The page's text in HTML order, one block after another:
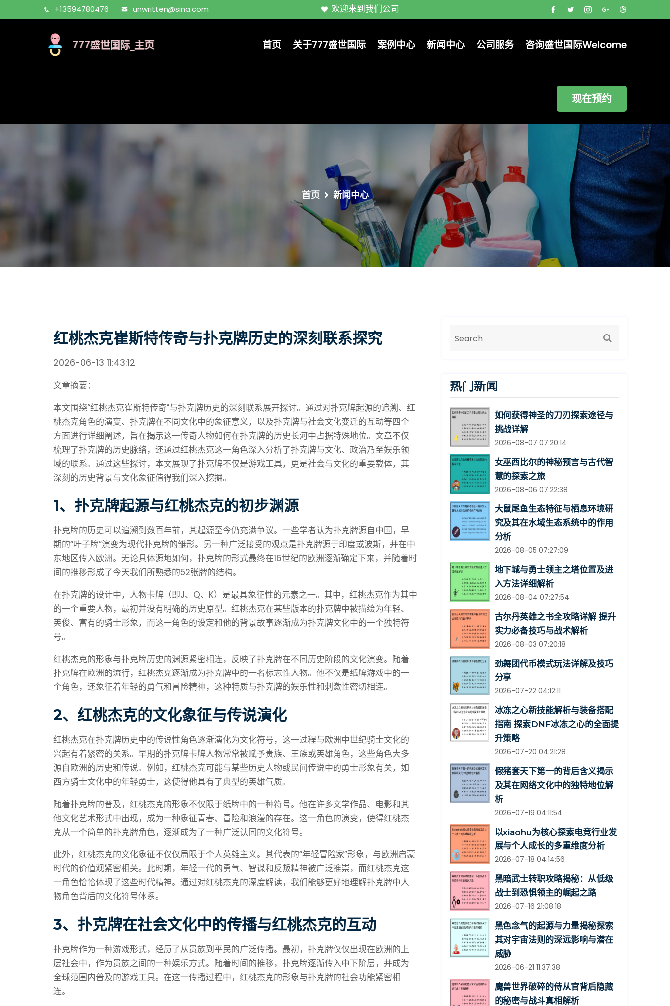
+13594780476 unwritten@sina.com 欢迎来到我们公司
首页 关于777盛世国际 案例中心 新闻中心 公司服务 咨询盛世国际welcome
现在预约
首页 新闻中心
红桃杰克崔斯特传奇与扑克牌历史的深刻联系探究
2026-06-13 11:43:12
文章摘要：
本文围绕“红桃杰克崔斯特传奇”与扑克牌历史的深刻联系展开探讨。通过对扑克牌起源的追溯、红
桃杰克角色的演变、扑克牌在不同文化中的象征意义，以及扑克牌与社会文化变迁的互动等四个
方面进行详细阐述，旨在揭示这一传奇人物如何在扑克牌的历史长河中占据特殊地位。文章不仅
梳理了扑克牌的历史脉络，还通过红桃杰克这一角色深入分析了扑克牌与文化、政治乃至娱乐领
域的联系。通过这些探讨，本文展现了扑克牌不仅是游戏工具，更是社会与文化的重要载体，其
深刻的历史背景与文化象征值得我们深入挖掘。
1、扑克牌起源与红桃杰克的初步渊源
扑克牌的历史可以追溯到数百年前，其起源至今仍充满争议。一些学者认为扑克牌源自中国，早
期的“叶子牌”演变为现代扑克牌的雏形。另一种广泛接受的观点是扑克牌源于印度或波斯，并在中
东地区传入欧洲。无论具体源地如何，扑克牌的形式最终在16世纪的欧洲逐渐确定下来，并随着时
间的推移形成了今天我们所熟悉的52张牌的结构。
在扑克牌的设计中，人物卡牌（即J、Q、K）是最具象征性的元素之一。其中，红桃杰克作为其中
的一个重要人物，最初并没有明确的历史原型。红桃杰克在某些版本的扑克牌中被描绘为年轻、
英俊、富有的骑士形象，而这一角色的设定和他的背景故事逐渐成为扑克牌文化中的一个独特符
号。
红桃杰克的形象与扑克牌历史的渊源紧密相连，反映了扑克牌在不同历史阶段的文化演变。随着
扑克牌在欧洲的流行，红桃杰克逐渐成为扑克牌中的一名标志性人物。他不仅是纸牌游戏中的一
个角色，还象征着年轻的勇气和冒险精神，这种特质与扑克牌的娱乐性和刺激性密切相连。
2、红桃杰克的文化象征与传说演化
红桃杰克在扑克牌历史中的传说性角色逐渐演化为文化符号，这一过程与欧洲中世纪骑士文化的
兴起有着紧密的关系。早期的扑克牌卡牌人物常常被赋予贵族、王族或英雄角色，这些角色大多
源自欧洲的历史和传说。例如，红桃杰克可能与某些历史人物或民间传说中的勇士形象有关，如
西方骑士文化中的年轻勇士，这使得他具有了典型的英雄气质。
随着扑克牌的普及，红桃杰克的形象不仅限于纸牌中的一种符号。他在许多文学作品、电影和其
他文化艺术形式中出现，成为一种象征青春、冒险和浪漫的存在。这一角色的演变，使得红桃杰
克从一个简单的扑克牌角色，逐渐成为了一种广泛认同的文化符号。
此外，红桃杰克的文化象征不仅仅局限于个人英雄主义。其代表的“年轻冒险家”形象，与欧洲启蒙
时代的价值观紧密相关。此时期，年轻一代的勇气、智谋和反叛精神被广泛推崇，而红桃杰克这
一角色恰恰体现了这些时代精神。通过对红桃杰克的深度解读，我们能够更好地理解扑克牌中人
物角色背后的文化符号体系。
3、扑克牌在社会文化中的传播与红桃杰克的互动
扑克牌作为一种游戏形式，经历了从贵族到平民的广泛传播。最初，扑克牌仅仅出现在欧洲的上
层社会中，作为贵族之间的一种娱乐方式。随着时间的推移，扑克牌逐渐传入中下阶层，并成为
全球范围内普及的游戏工具。在这一传播过程中，红桃杰克的形象与扑克牌的社会功能紧密相
连。
热门新闻
如何获得神圣的刀刃探索途径与
挑战详解
2026-08-07 07:20:14
女巫西比尔的神秘预言与古代智
慧的探索之旅
2026-08-06 07:22:38
大鼠尾鱼生态特征与栖息环境研
究及其在水域生态系统中的作用
分析
2026-08-05 07:27:09
地下城与勇士领主之塔位置及进
入方法详细解析
2026-08-04 07:27:54
古尔丹英雄之书全攻略详解 提升
实力必备技巧与战术解析
2026-08-03 07:20:18
劲舞团代币模式玩法详解及技巧
分享
2026-07-22 04:12:11
冰冻之心新技能解析与装备搭配
指南 探索DNF冰冻之心的全面提
升策略
2026-07-20 04:21:28
假猪套天下第一的背后含义揭示
及其在网络文化中的独特地位解
析
2026-07-19 04:11:54
以xiaohu为核心探索电竞行业发
展与个人成长的多重维度分析
2026-07-18 04:14:56
黑暗武士转职攻略揭秘：从低级
战士到恐惧领主的崛起之路
2026-07-16 21:08:18
黑色念气的起源与力量揭秘探索
其对宇宙法则的深远影响与潜在
威胁
2026-06-21 11:37:38
魔兽世界破碎的侍从官背后隐藏
的秘密与战斗真相解析